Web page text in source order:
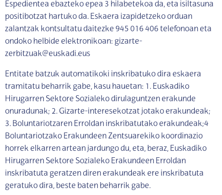
Espedientea ebazteko epea 3 hilabetekoa da, eta isiltasuna
positibotzat hartuko da. Eskaera izapidetzeko orduan
zalantzak kontsultatu daitezke 945 016 406 telefonoan eta
ondoko helbide elektronikoan: gizarte-
zerbitzuak@euskadi.eus
Entitate batzuk automatikoki inskribatuko dira eskaera
tramitatu beharrik gabe, kasu hauetan: 1. Euskadiko
Hirugarren Sektore Sozialeko dirulaguntzen erakunde
onuradunak; 2. Gizarte-interesekotzat jotako erakundeak;
3. Boluntariotzaren Erroldan inskribatutako erakundeak;4
Boluntariotzako Erakundeen Zentsuarekiko koordinazio
horrek elkarren artean jardungo du, eta, beraz, Euskadiko
Hirugarren Sektore Sozialeko Erakundeen Erroldan
inskribatuta geratzen diren erakundeak ere inskribatuta
geratuko dira, beste baten beharrik gabe.